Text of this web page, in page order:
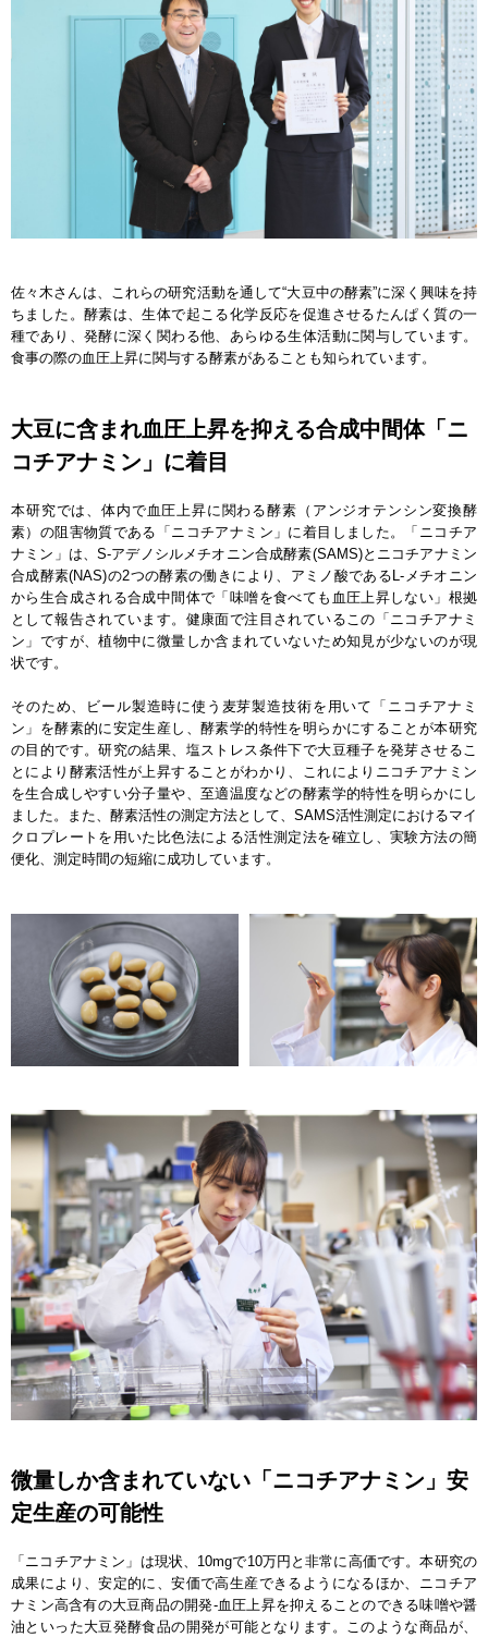
佐々木さんは、これらの研究活動を通して“大豆中の酵素”に深く興味を持
ちました。酵素は、生体で起こる化学反応を促進させるたんぱく質の一
種であり、発酵に深く関わる他、あらゆる生体活動に関与しています。
食事の際の血圧上昇に関与する酵素があることも知られています。
大豆に含まれ血圧上昇を抑える合成中間体「ニ
コチアナミン」に着目
本研究では、体内で血圧上昇に関わる酵素（アンジオテンシン変換酵
素）の阻害物質である「ニコチアナミン」に着目しました。「ニコチア
ナミン」は、S-アデノシルメチオニン合成酵素(SAMS)とニコチアナミン
合成酵素(NAS)の2つの酵素の働きにより、アミノ酸であるL-メチオニン
から生合成される合成中間体で「味噌を食べても血圧上昇しない」根拠
として報告されています。健康面で注目されているこの「ニコチアナミ
ン」ですが、植物中に微量しか含まれていないため知見が少ないのが現
状です。
そのため、ビール製造時に使う麦芽製造技術を用いて「ニコチアナミ
ン」を酵素的に安定生産し、酵素学的特性を明らかにすることが本研究
の目的です。研究の結果、塩ストレス条件下で大豆種子を発芽させるこ
とにより酵素活性が上昇することがわかり、これによりニコチアナミン
を生合成しやすい分子量や、至適温度などの酵素学的特性を明らかにし
ました。また、酵素活性の測定方法として、SAMS活性測定におけるマイ
クロプレートを用いた比色法による活性測定法を確立し、実験方法の簡
便化、測定時間の短縮に成功しています。
微量しか含まれていない「ニコチアナミン」安
定生産の可能性
「ニコチアナミン」は現状、10mgで10万円と非常に高価です。本研究の
成果により、安定的に、安価で高生産できるようになるほか、ニコチア
ナミン高含有の大豆商品の開発-血圧上昇を抑えることのできる味噌や醤
油といった大豆発酵食品の開発が可能となります。このような商品が、